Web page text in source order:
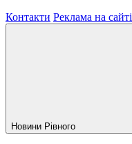
Контакти Реклама на сайті
Новини Рiвного